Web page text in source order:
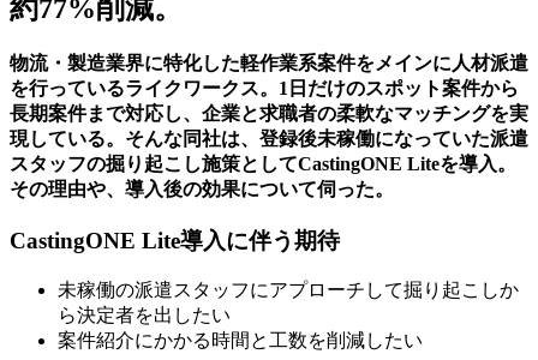
約77%削減。
物流・製造業界に特化した軽作業系案件をメインに人材派遣
を行っているライクワークス。1日だけのスポット案件から
長期案件まで対応し、企業と求職者の柔軟なマッチングを実
現している。そんな同社は、登録後未稼働になっていた派遣
スタッフの掘り起こし施策としてCastingONE Liteを導入。
その理由や、導入後の効果について伺った。
CastingONE Lite導入に伴う期待
未稼働の派遣スタッフにアプローチして掘り起こしか
ら決定者を出したい
案件紹介にかかる時間と工数を削減したい